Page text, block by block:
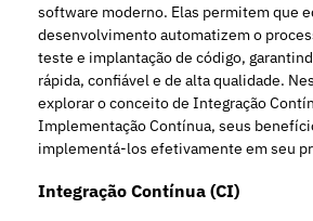
software moderno. Elas permitem que
desenvolvimento automatizem o
teste e implantação de código,
rápida, confiável e de alta qualidade.
explorar o conceito de Integração
Implementação Contínua, seus
implementá-los efetivamente em seu
Integração Contínua (CI)